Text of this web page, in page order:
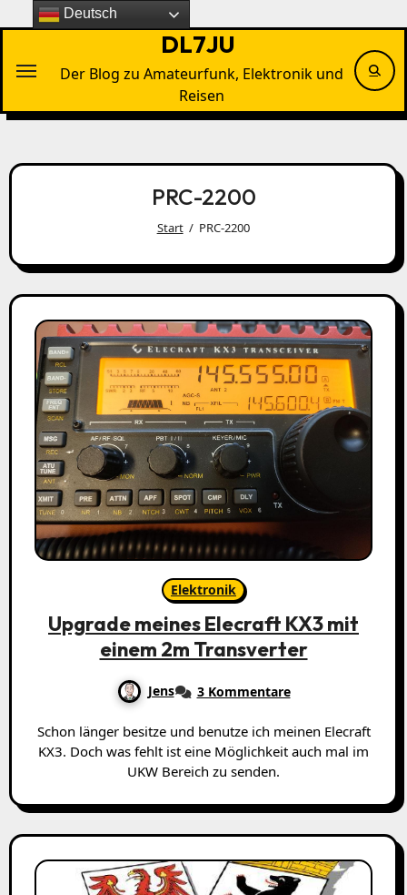
Inhalten
DL7JU
Der Blog zu Amateurfunk, Elektronik und
Reisen
PRC-2200
Start PRC-2200
Elektronik
Upgrade meines Elecraft KX3 mit
einem 2m Transverter
Jens 3 Kommentare
Schon länger besitze und benutze ich meinen Elecraft
KX3. Doch was fehlt ist eine Möglichkeit auch mal im
UKW Bereich zu senden.
Deutsch